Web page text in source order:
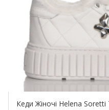
Кеди Жіночі Helena